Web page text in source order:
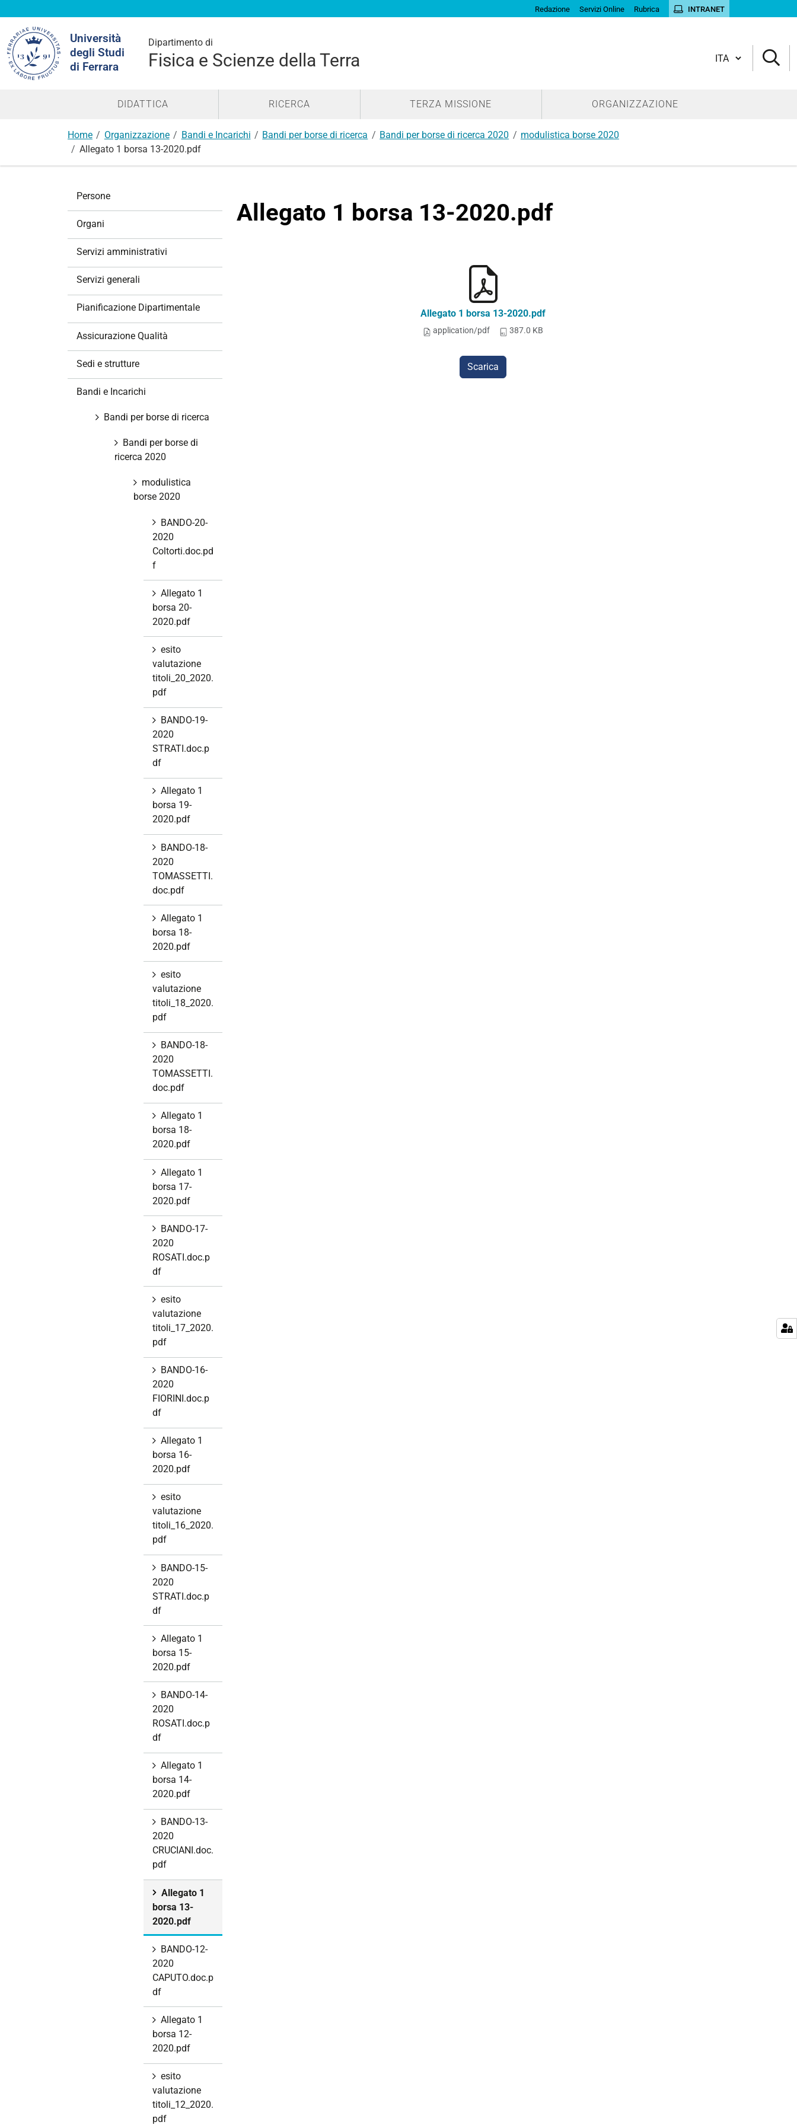
Redazione Servizi Online Rubrica INTRANET
Università
degli Studi
di Ferrara
Dipartimento di
Fisica e Scienze della Terra
nel
sito
Cambia lingua
DIDATTICA RICERCA TERZA MISSIONE ORGANIZZAZIONE
Home Organizzazione Bandi e Incarichi Bandi per borse di ricerca Bandi per borse di ricerca 2020
modulistica borse 2020
Allegato 1 borsa 13-2020.pdf
Allegato 1 borsa 13-2020.pdf
Allegato 1 borsa 13-2020.pdf
application/pdf 387.0 KB
Scarica
Persone
Organi
Servizi amministrativi
Servizi generali
Pianificazione Dipartimentale
Assicurazione Qualità
Sedi e strutture
Bandi e Incarichi
Bandi per borse di ricerca
Bandi per borse di
ricerca 2020
modulistica
borse 2020
BANDO-20-
2020
Coltorti.doc.pd
f
Allegato 1
borsa 20-
2020.pdf
esito
valutazione
titoli_20_2020.
pdf
BANDO-19-
2020
STRATI.doc.p
df
Allegato 1
borsa 19-
2020.pdf
BANDO-18-
2020
TOMASSETTI.
doc.pdf
Allegato 1
borsa 18-
2020.pdf
esito
valutazione
titoli_18_2020.
pdf
BANDO-18-
2020
TOMASSETTI.
doc.pdf
Allegato 1
borsa 18-
2020.pdf
Allegato 1
borsa 17-
2020.pdf
BANDO-17-
2020
ROSATI.doc.p
df
esito
valutazione
titoli_17_2020.
pdf
BANDO-16-
2020
FIORINI.doc.p
df
Allegato 1
borsa 16-
2020.pdf
esito
valutazione
titoli_16_2020.
pdf
BANDO-15-
2020
STRATI.doc.p
df
Allegato 1
borsa 15-
2020.pdf
BANDO-14-
2020
ROSATI.doc.p
df
Allegato 1
borsa 14-
2020.pdf
BANDO-13-
2020
CRUCIANI.doc.
pdf
Allegato 1
borsa 13-
2020.pdf
BANDO-12-
2020
CAPUTO.doc.p
df
Allegato 1
borsa 12-
2020.pdf
esito
valutazione
titoli_12_2020.
pdf